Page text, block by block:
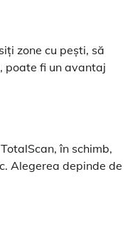
zone cu pești, să
poate fi un avantaj
în schimb,
Alegerea depinde de